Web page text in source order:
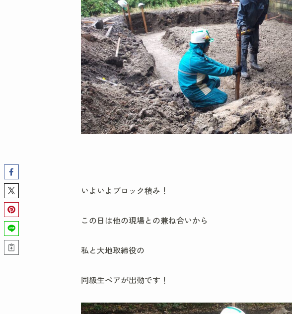
いよいよブロック積み！
この日は他の現場との兼ね合いから
私と大地取締役の
同級生ペアが出動です！